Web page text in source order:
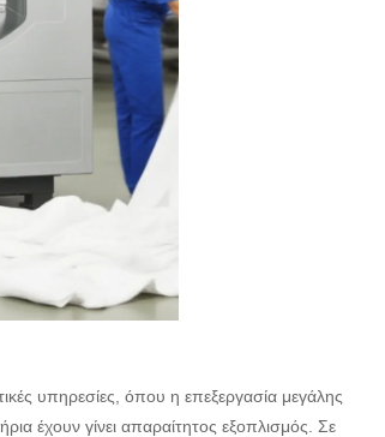
υπηρεσίες, όπου η επεξεργασία μεγάλης
έχουν γίνει απαραίτητος εξοπλισμός. Σε